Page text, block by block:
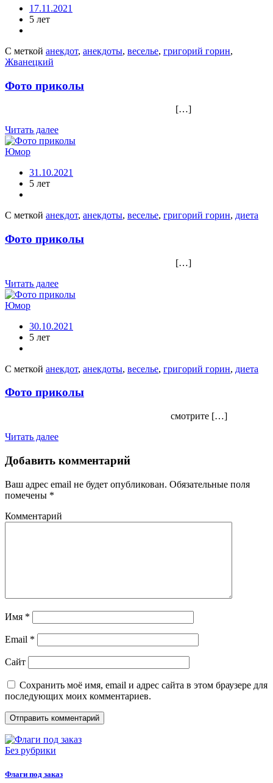
17.11.2021
5 лет
С меткой анекдот, анекдоты, веселье, григорий горин,
Жванецкий
Фото приколы
[…]
Читать далее
Юмор
31.10.2021
5 лет
С меткой анекдот, анекдоты, веселье, григорий горин, диета
Фото приколы
[…]
Читать далее
Юмор
30.10.2021
5 лет
С меткой анекдот, анекдоты, веселье, григорий горин, диета
Фото приколы
смотрите […]
Читать далее
Добавить комментарий
Ваш адрес email не будет опубликован. Обязательные поля
помечены *
Комментарий
Имя *
Email *
Сайт
Сохранить моё имя, email и адрес сайта в этом браузере для
последующих моих комментариев.
Без рубрики
Флаги под заказ